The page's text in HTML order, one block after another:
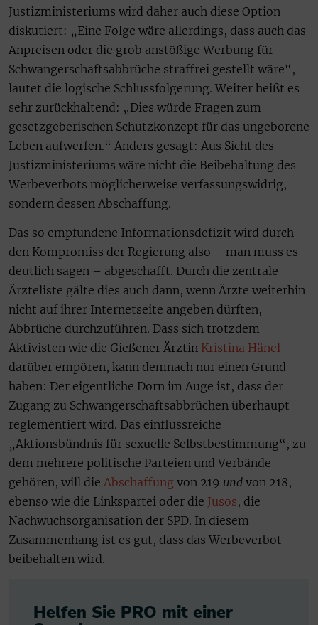
Justizministeriums wird daher auch diese Option
diskutiert: „Eine Folge wäre allerdings, dass auch das
Anpreisen oder die grob anstößige Werbung für
Schwangerschaftsabbrüche straffrei gestellt wäre“,
lautet die logische Schlussfolgerung. Weiter heißt es
sehr zurückhaltend: „Dies würde Fragen zum
gesetzgeberischen Schutzkonzept für das ungeborene
Leben aufwerfen.“ Anders gesagt: Aus Sicht des
Justizministeriums wäre nicht die Beibehaltung des
Werbeverbots möglicherweise verfassungswidrig,
sondern dessen Abschaffung.
Das so empfundene Informationsdefizit wird durch
den Kompromiss der Regierung also – man muss es
deutlich sagen – abgeschafft. Durch die zentrale
Ärzteliste gälte dies auch dann, wenn Ärzte weiterhin
nicht auf ihrer Internetseite angeben dürften,
Abbrüche durchzuführen. Dass sich trotzdem
Aktivisten wie die Gießener Ärztin Kristina Hänel
darüber empören, kann demnach nur einen Grund
haben: Der eigentliche Dorn im Auge ist, dass der
Zugang zu Schwangerschaftsabbrüchen überhaupt
reglementiert wird. Das einflussreiche
„Aktionsbündnis für sexuelle Selbstbestimmung“, zu
dem mehrere politische Parteien und Verbände
gehören, will die Abschaffung von 219 und von 218,
ebenso wie die Linkspartei oder die Jusos, die
Nachwuchsorganisation der SPD. In diesem
Zusammenhang ist es gut, dass das Werbeverbot
beibehalten wird.
Helfen Sie PRO mit einer